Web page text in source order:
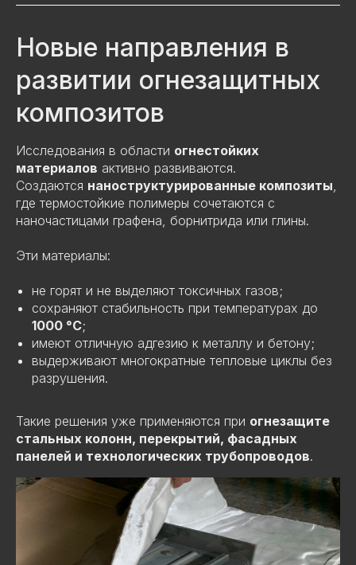
Новые направления в
развитии огнезащитных
композитов
Исследования в области огнестойких
материалов активно развиваются.
Создаются наноструктурированные композиты
где термостойкие полимеры сочетаются с
наночастицами графена, борнитрида или глины.
Эти материалы:
не горят и не выделяют токсичных газов;
сохраняют стабильность при температурах до
1000 °C;
имеют отличную адгезию к металлу и бетону;
выдерживают многократные тепловые циклы без
разрушения.
Такие решения уже применяются при огнезащите
стальных колонн, перекрытий, фасадных
панелей и технологических трубопроводов.